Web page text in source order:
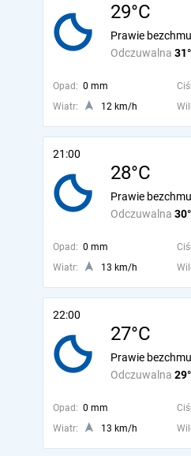
29°C
Odczuwalna
Prawie
Opad: 0 mm
Wiatr:
12 km/h
21:00
28°C
Odczuwalna
Prawie
Opad: 0 mm
Wiatr:
13 km/h
22:00
27°C
Odczuwalna
Prawie
Opad: 0 mm
Wiatr:
13 km/h